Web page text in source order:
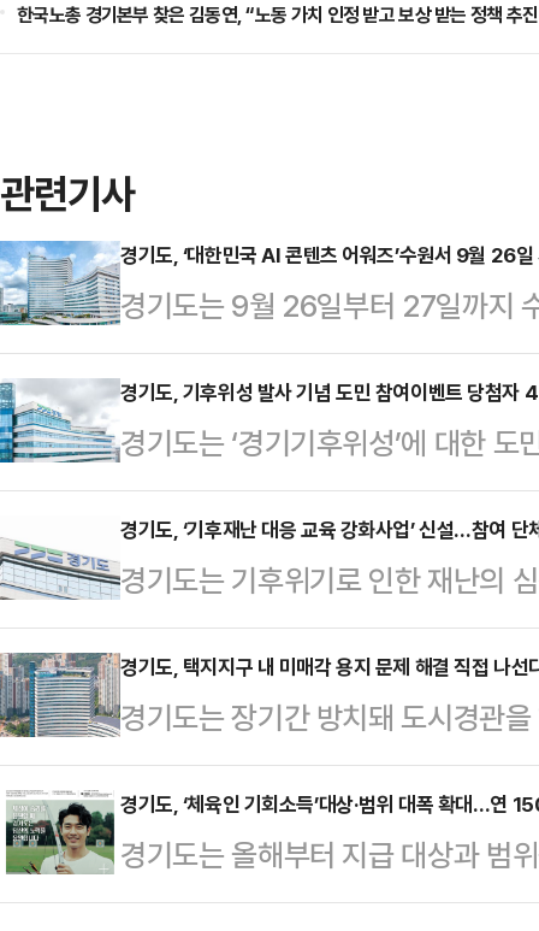
한국노총 경기본부 찾은 김동연, “노동 가치 인정 받고 보상 받는 정책 추
관련기사
경기도, ‘대한민국 AI 콘텐츠 어워즈’수원서 9월 26일
경기도는 9월 26일부터 27일까지
어워즈’를 개최한다고 1일 밝혔다.
술을 활용한 영화만 참가한 ‘대한민
지 확대한 것이다.도는 오는 8월 6
트 기획안을, 8월 17일까지는 단편
다.올해 주제는 ‘미래의 상상이 기
전 세계 창작자 누구나 참여할 수
터리…
경기도, 기후위성 발사 기념 도민 참여이벤트 당첨자
경기도는 ‘경기기후위성’에 대한
민 이름을 각인하는 이벤트의 당첨
번 이벤트는 지난달 16일부터 23
여해 기후위성을 응원하는 메시지
들은 대중교통 이용, 일회용품 줄이
을 통해 기후위기 대응에 동참하고
정된 총 450명의 도민 이름은 올 하
(GYEONGGISa…
경기도, ‘기후재난 대응 교육 강화사업’ 신설…참여 단
경기도는 기후위기로 인한 재난의
을 대상으로 맞춤형 환경교육을 제
신설하고 참여단체를 오는 25일까
은 다음달부터 오는 11월까지 기후
진한다.이번 사업은 기후변화로 인
의 발생 빈도와 강도가 높아지는 상
대응할 수 있는 역량을 기르기 위해
및 환경교육 전문기관과 …
경기도, 택지지구 내 미매각 용지 문제 해결 직접 나선
경기도는 장기간 방치돼 도시경관
한 ‘택지지구 내 미매각 용지’ 문제
를 위해 경기 남부와 북부에 각각 1
복합몰과 공동직장어린이집 등 주
각 용지’란 당초 학교·공공청사·도
경기도, ‘체육인 기회소득’대상·범위 대폭 확대…연
경기도는 올해부터 지급 대상과 범
참여자를 이달부터 시군별로 접수